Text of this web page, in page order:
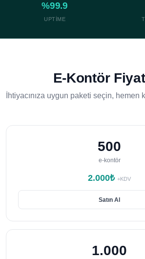
%99.9
UPTIME
E-Kontör
İhtiyacınıza uygun paketi seçin, hemen
500
e-kontör
2.000₺ +KDV
Satın Al
1.000